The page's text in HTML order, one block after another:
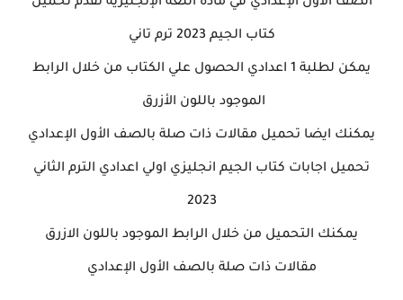
كتاب الجيم 2023 ترم تاني
يمكن لطلبة 1 اعدادي الحصول علي الكتاب من خلال الرابط
الموجود باللون الأزرق
يمكنك ايضا تحميل مقالات ذات صلة بالصف الأول الإعدادي
تحميل اجابات كتاب الجيم انجليزي اولي اعدادي الترم الثاني
2023
يمكنك التحميل من خلال الرابط الموجود باللون الازرق
مقالات ذات صلة بالصف الأول الإعدادي